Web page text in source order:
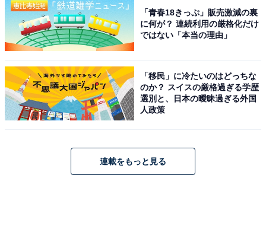
「青春18きっぷ」販売激減の裏
に何が？ 連続利用の厳格化だけ
ではない「本当の理由」
「移民」に冷たいのはどっちな
のか？ スイスの厳格過ぎる学歴
選別と、日本の曖昧過ぎる外国
人政策
連載をもっと見る